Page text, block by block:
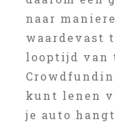
naar
waardevast
looptijd van
kunt lenen
je auto